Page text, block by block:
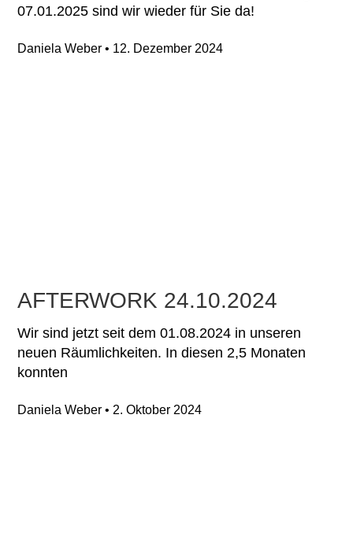
07.01.2025 sind wir wieder für Sie da!
Daniela Weber 12. Dezember 2024
AFTERWORK 24.10.2024
Wir sind jetzt seit dem 01.08.2024 in unseren
neuen Räumlichkeiten. In diesen 2,5 Monaten
konnten
Daniela Weber 2. Oktober 2024